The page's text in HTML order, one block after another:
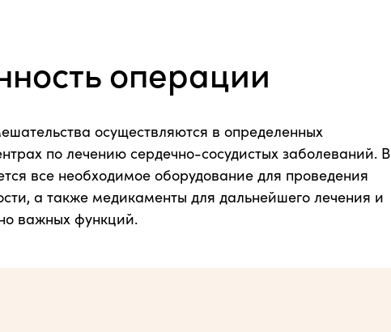
операции
осуществляются в определенных
по лечению сердечно-сосудистых заболеваний. В
все необходимое оборудование для проведения
а также медикаменты для дальнейшего лечения и
важных функций.